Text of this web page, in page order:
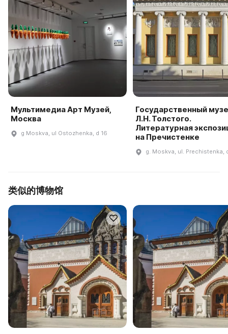
Мультимедиа Арт Музей,
Москва
g Moskva, ul Ostozhenka, d 16
Государственный
Л.Н. Толстого.
Литературная
на Пречистенке
g. Moskva, ul. Prechistenka,
类似的博物馆